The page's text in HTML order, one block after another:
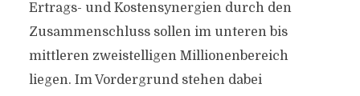
Ertrags- und Kostensynergien durch den
Zusammenschluss sollen im unteren bis
mittleren zweistelligen Millionenbereich
liegen. Im Vordergrund stehen dabei